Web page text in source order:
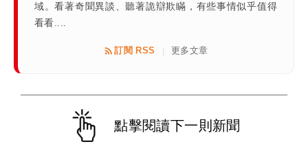
域。看著奇聞異談、聽著詭辯欺瞞，有些事情似乎值得
看看....
訂閱 RSS 更多文章
點擊閱讀下一則新聞